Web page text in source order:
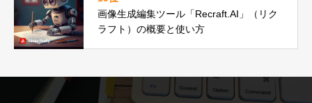
画像生成編集ツール「Recraft.AI」（リク
ラフト）の概要と使い方